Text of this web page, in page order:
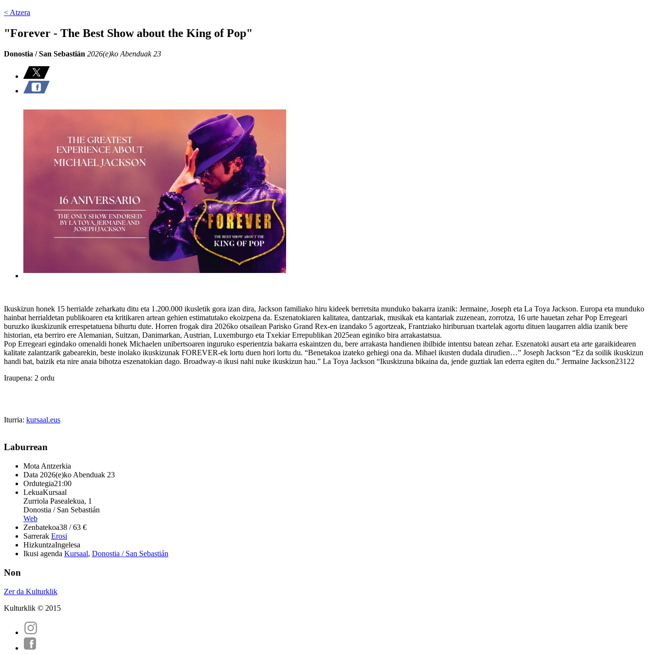
< Atzera
"Forever - The Best Show about the King of Pop"
Donostia / San Sebastián 2026(e)ko Abenduak 23
Ikuskizun honek 15 herrialde zeharkatu ditu eta 1.200.000 ikusletik gora izan dira, Jackson familiako hiru kideek berretsita munduko bakarra izanik: Jermaine, Joseph eta La Toya Jackson. Europa eta munduko
hainbat herrialdetan publikoaren eta kritikaren artean gehien estimatutako ekoizpena da. Eszenatokiaren kalitatea, dantzariak, musikak eta kantariak zuzenean, zorrotza, 16 urte hauetan zehar Pop Erregeari
buruzko ikuskizunik errespetatuena bihurtu dute. Horren frogak dira 2026ko otsailean Parisko Grand Rex-en izandako 5 agortzeak, Frantziako hiriburuan txartelak agortu dituen laugarren aldia izanik bere
historian, eta berriro ere Alemanian, Suitzan, Danimarkan, Austrian, Luxemburgo eta Txekiar Errepublikan 2025ean eginiko bira arrakastatsua.
Pop Erregeari egindako omenaldi honek Michaelen unibertsoaren inguruko esperientzia bakarra eskaintzen du, bere arrakasta handienen ibilbide intentsu batean zehar. Eszenatoki ausart eta arte garaikidearen
kalitate zalantzarik gabearekin, beste inolako ikuskizunak FOREVER-ek lortu duen hori lortu du. “Benetakoa izateko gehiegi ona da. Mihael ikusten dudala dirudien…” Joseph Jackson “Ez da soilik ikuskizun
handi bat, baizik eta nire anaia bihotza eszenatokian dago. Broadway-n ikusi nahi nuke ikuskizun hau.” La Toya Jackson “Ikuskizuna bikaina da, jende guztiak lan ederra egiten du.” Jermaine Jackson23122
Iraupena: 2 ordu
Iturria: kursaal.eus
Laburrean
Mota Antzerkia
Data 2026(e)ko Abenduak 23
Ordutegia21:00
LekuaKursaal
Zurriola Pasealekua, 1
Donostia / San Sebastián
Web
Zenbatekoa38 / 63 €
Sarrerak Erosi
HizkuntzaIngelesa
Ikusi agenda Kursaal, Donostia / San Sebastián
Non
Zer da Kulturklik
Kulturklik © 2015